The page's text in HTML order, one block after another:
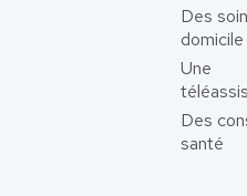
Des
domicile
Une
Des
santé